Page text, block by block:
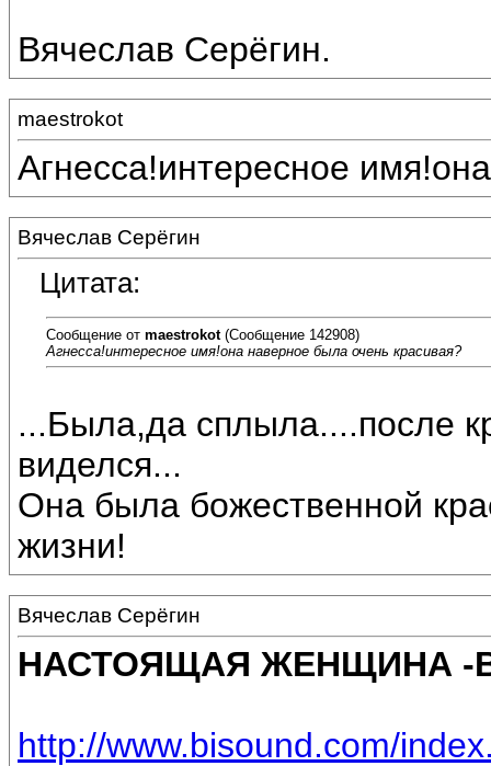
Вячеслав Серёгин.
maestrokot
Агнесса!интересное
Вячеслав Серёгин
Цитата:
Сообщение от maestrokot(Сообщение 142908)
Агнесса!интересное имя!она наверное была очень красивая?
...Была,да сплыла....после
виделся...
Она была божественной
жизни!
Вячеслав Серёгин
НАСТОЯЩАЯ ЖЕНЩИНА -
http://www.bisound.com/